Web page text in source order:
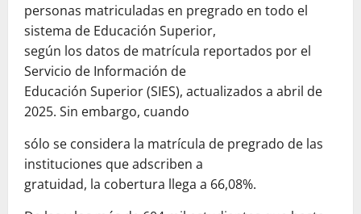
personas matriculadas en pregrado en todo el
sistema de Educación Superior,
según los datos de matrícula reportados por el
Servicio de Información de
Educación Superior (SIES), actualizados a abril de
2025. Sin embargo, cuando
sólo se considera la matrícula de pregrado de las
instituciones que adscriben a
gratuidad, la cobertura llega a 66,08%.